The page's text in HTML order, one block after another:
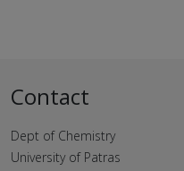
Contact
Dept of Chemistry
University of Patras